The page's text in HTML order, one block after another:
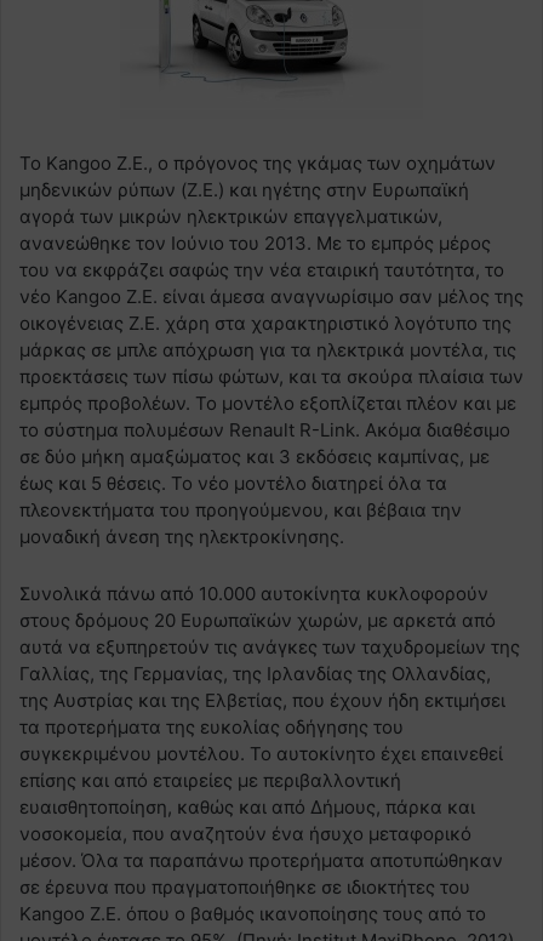
To Kangoo Z.E., ο πρόγονος της γκάμας των οχημάτων
μηδενικών ρύπων (Z.E.) και ηγέτης στην Ευρωπαϊκή
αγορά των μικρών ηλεκτρικών επαγγελματικών,
ανανεώθηκε τον Ιούνιο του 2013. Με το εμπρός μέρος
του να εκφράζει σαφώς την νέα εταιρική ταυτότητα, το
νέο Kangoo Z.E. είναι άμεσα αναγνωρίσιμο σαν μέλος της
οικογένειας Z.E. χάρη στα χαρακτηριστικό λογότυπο της
μάρκας σε μπλε απόχρωση για τα ηλεκτρικά μοντέλα, τις
προεκτάσεις των πίσω φώτων, και τα σκούρα πλαίσια των
εμπρός προβολέων. Το μοντέλο εξοπλίζεται πλέον και με
το σύστημα πολυμέσων Renault R-Link. Ακόμα διαθέσιμο
σε δύο μήκη αμαξώματος και 3 εκδόσεις καμπίνας, με
έως και 5 θέσεις. Το νέο μοντέλο διατηρεί όλα τα
πλεονεκτήματα του προηγούμενου, και βέβαια την
μοναδική άνεση της ηλεκτροκίνησης.
Συνολικά πάνω από 10.000 αυτοκίνητα κυκλοφορούν
στους δρόμους 20 Ευρωπαϊκών χωρών, με αρκετά από
αυτά να εξυπηρετούν τις ανάγκες των ταχυδρομείων της
Γαλλίας, της Γερμανίας, της Ιρλανδίας της Ολλανδίας,
της Αυστρίας και της Ελβετίας, που έχουν ήδη εκτιμήσει
τα προτερήματα της ευκολίας οδήγησης του
συγκεκριμένου μοντέλου. Το αυτοκίνητο έχει επαινεθεί
επίσης και από εταιρείες με περιβαλλοντική
ευαισθητοποίηση, καθώς και από Δήμους, πάρκα και
νοσοκομεία, που αναζητούν ένα ήσυχο μεταφορικό
μέσον. Όλα τα παραπάνω προτερήματα αποτυπώθηκαν
σε έρευνα που πραγματοποιήθηκε σε ιδιοκτήτες του
Kangoo Z.E. όπου ο βαθμός ικανοποίησης τους από το